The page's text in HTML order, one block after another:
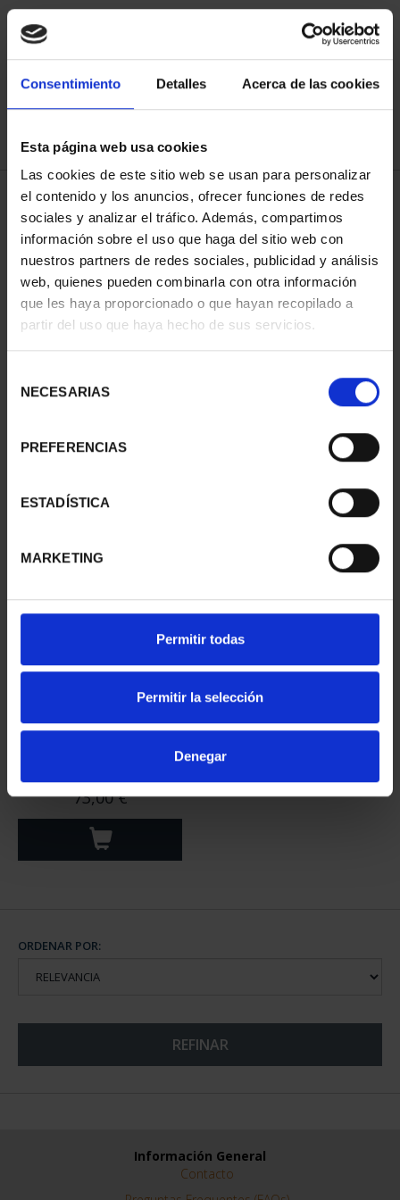
Consentimiento Detalles Acerca de las cookies
Esta página web usa cookies
Las cookies de este sitio web se usan para personalizar
el contenido y los anuncios, ofrecer funciones de redes
sociales y analizar el tráfico. Además, compartimos
información sobre el uso que haga del sitio web con
nuestros partners de redes sociales, publicidad y análisis
web, quienes pueden combinarla con otra información
que les haya proporcionado o que hayan recopilado a
partir del uso que haya hecho de sus servicios.
NECESARIAS
PREFERENCIAS
ESTADÍSTICA
MARKETING
Permitir todas
Permitir la selección
Denegar
ORDENAR POR:
3 Productos encontrados
- ÁVILA
CIUDADES PATRIMONIO
II - SALAMANCA
CIUDADES PATRIMONIO
73,00 €
ORDENAR POR:
REFINAR
Información General
Contacto